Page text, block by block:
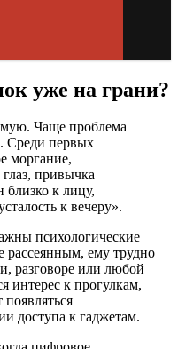
уже на грани?
Чаще проблема
Среди первых
моргание,
привычка
близко к лицу,
к вечеру».
психологические
рассеянным, ему трудно
разговоре или любой
интерес к прогулкам,
доступа к гаджетам.